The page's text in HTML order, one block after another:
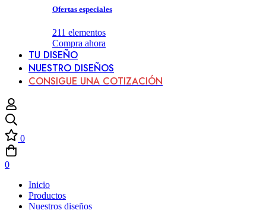
Ofertas especiales
211 elementos
Compra ahora
TU DISEÑO
NUESTRO DISEÑOS
CONSIGUE UNA COTIZACIÓN
0
0
Inicio
Productos
Nuestros diseños